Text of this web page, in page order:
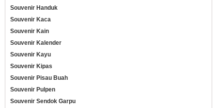
Souvenir Handuk
Souvenir Kaca
Souvenir Kain
Souvenir Kalender
Souvenir Kayu
Souvenir Kipas
Souvenir Pisau Buah
Souvenir Pulpen
Souvenir Sendok Garpu